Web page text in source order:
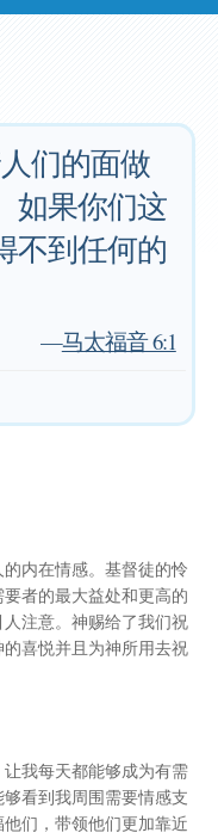
们的面做
如果你们这
不到任何的
—马太福音 6:1
内在情感。基督徒的怜
者的最大益处和更高的
注意。神赐给了我们祝
喜悦并且为神所用去祝
我每天都能够成为有需
看到我周围需要情感支
们，带领他们更加靠近